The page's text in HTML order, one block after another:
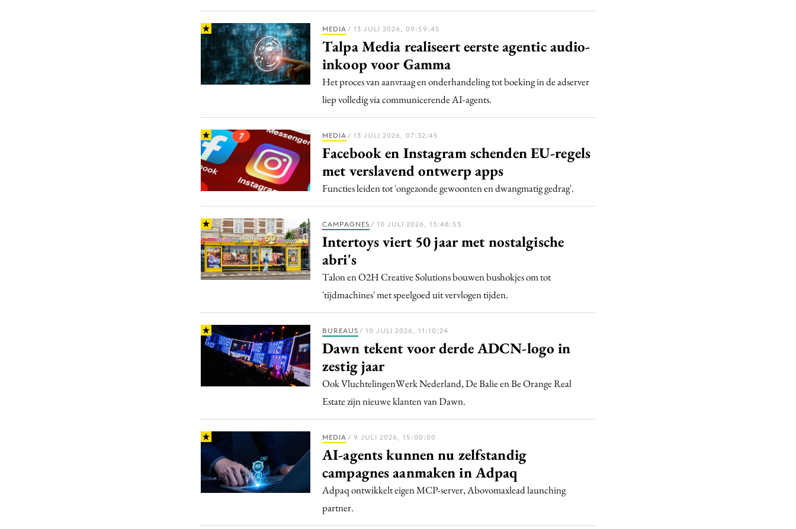
MEDIA / 13 JULI 2026, 09:59:45
Talpa Media realiseert eerste agentic audio-
inkoop voor Gamma
Het proces van aanvraag en onderhandeling tot boeking in de adserver
liep volledig via communicerende AI-agents.
MEDIA / 13 JULI 2026, 07:32:45
Facebook en Instagram schenden EU-regels
met verslavend ontwerp apps
Functies leiden tot 'ongezonde gewoonten en dwangmatig gedrag'.
CAMPAGNES / 10 JULI 2026, 13:48:53
Intertoys viert 50 jaar met nostalgische
abri's
Talon en O2H Creative Solutions bouwen bushokjes om tot
'tijdmachines' met speelgoed uit vervlogen tijden.
BUREAUS / 10 JULI 2026, 11:10:24
Dawn tekent voor derde ADCN-logo in
zestig jaar
Ook VluchtelingenWerk Nederland, De Balie en Be Orange Real
Estate zijn nieuwe klanten van Dawn.
MEDIA / 9 JULI 2026, 15:00:00
AI-agents kunnen nu zelfstandig
campagnes aanmaken in Adpaq
Adpaq ontwikkelt eigen MCP-server, Abovomaxlead launching
partner.